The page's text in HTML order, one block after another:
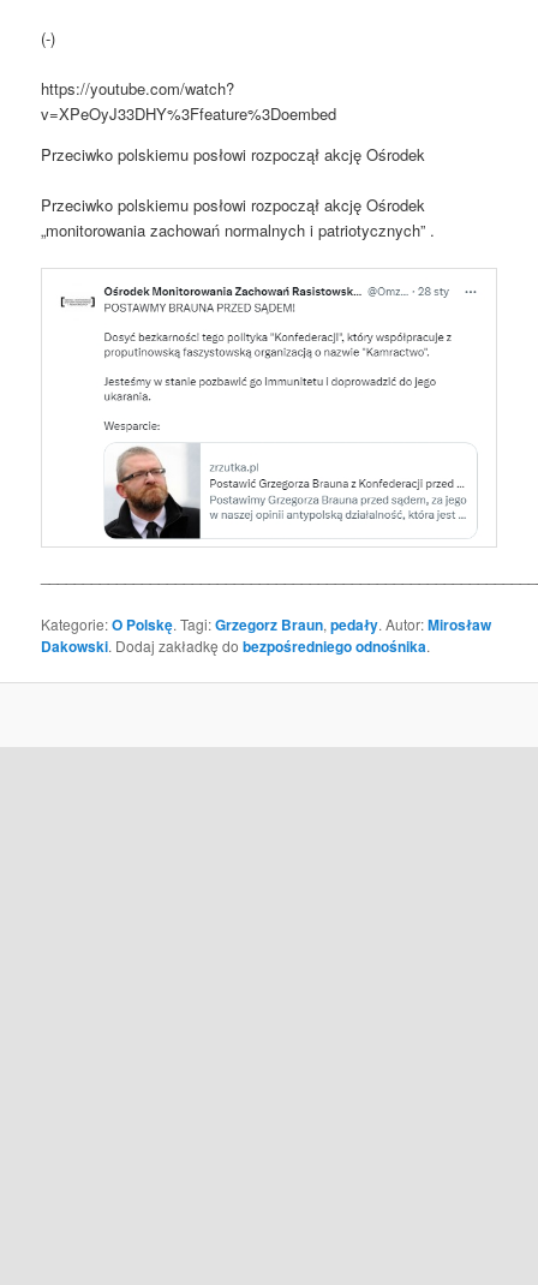
(-)
https://youtube.com/watch?
v=XPeOyJ33DHY%3Ffeature%3Doembed
Przeciwko polskiemu posłowi rozpoczął akcję Ośrodek
Przeciwko polskiemu posłowi rozpoczął akcję Ośrodek
„monitorowania zachowań normalnych i patriotycznych” .
Kategorie:O Polskę. Tagi:Grzegorz Braun,pedały. Autor:Mirosław
Dakowski. Dodaj zakładkę dobezpośredniego odnośnika.